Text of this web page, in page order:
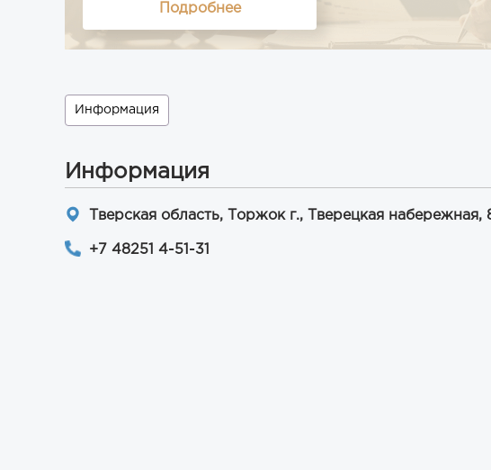
Подробнее
Информация
Информация
Тверская область, Торжок г., Тверецкая набережная,
+7 48251 4-51-31